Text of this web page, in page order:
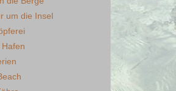
um die Insel